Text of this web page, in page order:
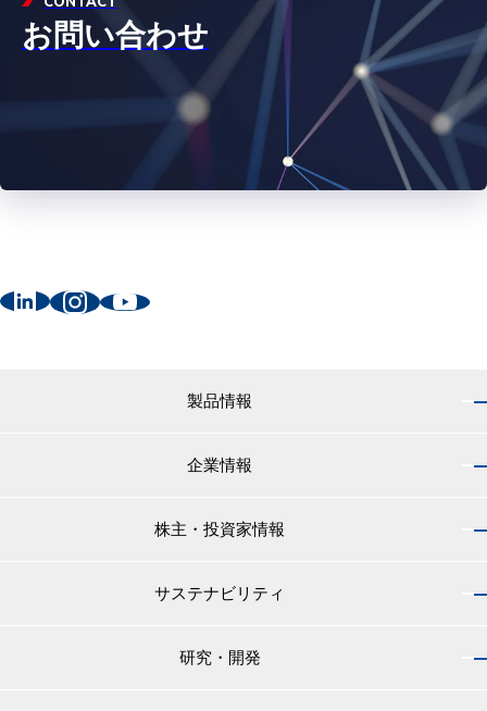
お問い合わせ
製品情報
小型船舶・漁船用塗料・漁網用防汚剤
企業情報
株主・投資家情報
株主・投資家情報 トップサステナビリティ
サステナビリティ トップ研究・開発